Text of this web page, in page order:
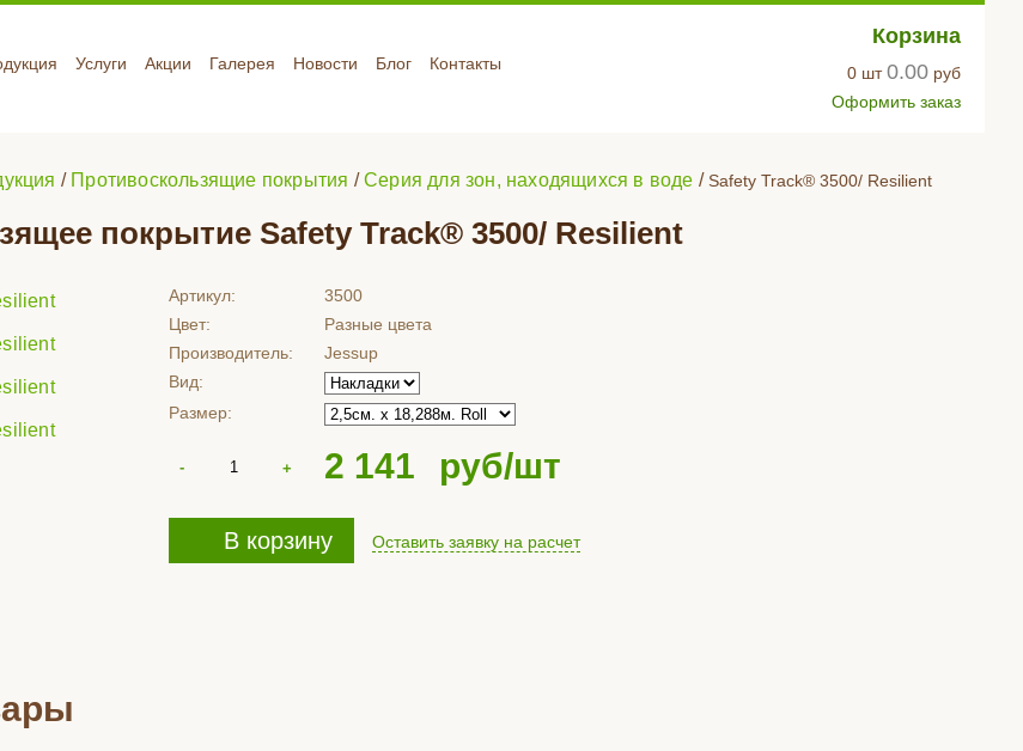
Корзина
0 шт0.00 руб
Оформить заказ
Услуги Акции Галерея Новости Блог Контакты
/ Противоскользящие покрытия /Серия для зон, находящихся в воде /Safety Track® 3500/ Resilient
покрытие Safety Track® 3500/ Resilient
Артикул:
3500
Цвет:
Разные цвета
Производитель:
Jessup
Вид:
Размер:
2 141 руб/шт
В корзину Оставить заявку на расчет